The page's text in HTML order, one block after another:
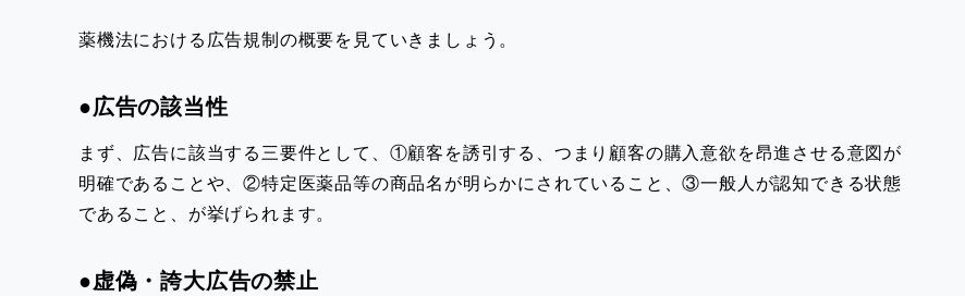
薬機法における広告規制の概要を見ていきましょう。
●広告の該当性
まず、広告に該当する三要件として、①顧客を誘引する、つまり顧客の購入意欲を昂進させる意図が
明確であることや、②特定医薬品等の商品名が明らかにされていること、③一般人が認知できる状態
であること、が挙げられます。
●虚偽・誇大広告の禁止